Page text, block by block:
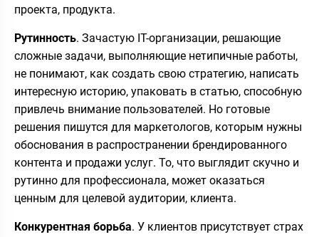
проекта, продукта.
Рутинность. Зачастую IT-организации, решающие
сложные задачи, выполняющие нетипичные работы,
не понимают, как создать свою стратегию, написать
интересную историю, упаковать в статью, способную
привлечь внимание пользователей. Но готовые
решения пишутся для маркетологов, которым нужны
обоснования в распространении брендированного
контента и продажи услуг. То, что выглядит скучно и
рутинно для профессионала, может оказаться
ценным для целевой аудитории, клиента.
Конкурентная борьба. У клиентов присутствует страх